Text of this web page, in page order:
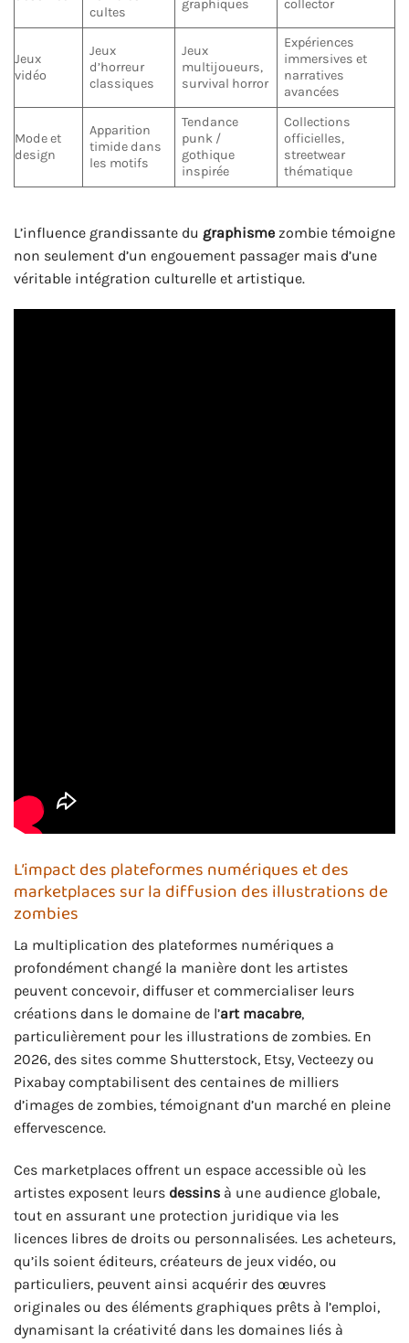
cultes
graphiques collector
Jeux
vidéo
Jeux
d’horreur
classiques
Jeux
multijoueurs,
survival horror
Expériences
immersives et
narratives
avancées
Mode et
design
Apparition
timide dans
les motifs
Tendance
punk /
gothique
inspirée
Collections
officielles,
streetwear
thématique
L’influence grandissante du graphisme zombie témoigne
non seulement d’un engouement passager mais d’une
véritable intégration culturelle et artistique.
L’impact des plateformes numériques et des
marketplaces sur la diffusion des illustrations de
zombies
La multiplication des plateformes numériques a
profondément changé la manière dont les artistes
peuvent concevoir, diffuser et commercialiser leurs
créations dans le domaine de l’art macabre,
particulièrement pour les illustrations de zombies. En
2026, des sites comme Shutterstock, Etsy, Vecteezy ou
Pixabay comptabilisent des centaines de milliers
d’images de zombies, témoignant d’un marché en pleine
effervescence.
Ces marketplaces offrent un espace accessible où les
artistes exposent leurs dessins à une audience globale,
tout en assurant une protection juridique via les
licences libres de droits ou personnalisées. Les acheteurs,
qu’ils soient éditeurs, créateurs de jeux vidéo, ou
particuliers, peuvent ainsi acquérir des œuvres
originales ou des éléments graphiques prêts à l’emploi,
dynamisant la créativité dans les domaines liés à